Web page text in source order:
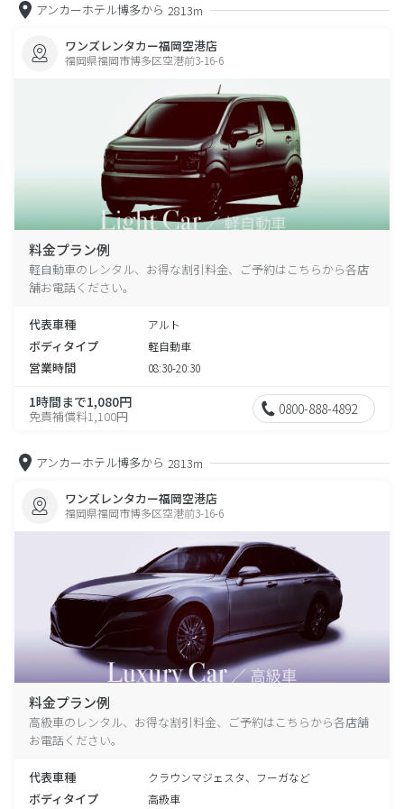
アンカーホテル博多から 2813m
ワンズレンタカー福岡空港店
福岡県福岡市博多区空港前3-16-6
料金プラン例
軽自動車のレンタル、お得な割引料金、ご予約はこちらから各店
舗お電話ください。
代表車種 アルト
ボディタイプ 軽自動車
営業時間 08:30-20:30
1時間まで1,080円
免責補償料1,100円 0800-888-4892
アンカーホテル博多から 2813m
ワンズレンタカー福岡空港店
福岡県福岡市博多区空港前3-16-6
料金プラン例
高級車のレンタル、お得な割引料金、ご予約はこちらから各店舗
お電話ください。
代表車種 クラウンマジェスタ、フーガなど
ボディタイプ 高級車